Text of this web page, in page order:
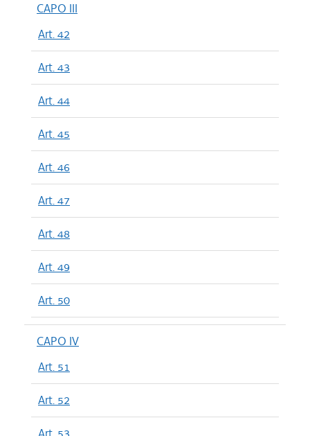
CAPO III
Art. 42
Art. 43
Art. 44
Art. 45
Art. 46
Art. 47
Art. 48
Art. 49
Art. 50
CAPO IV
Art. 51
Art. 52